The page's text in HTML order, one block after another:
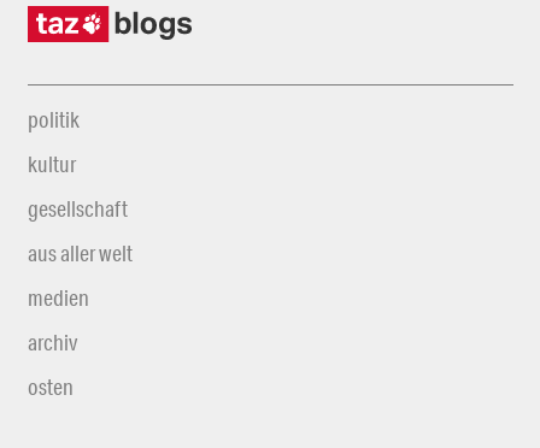
politik
kultur
gesellschaft
aus aller welt
medien
archiv
osten